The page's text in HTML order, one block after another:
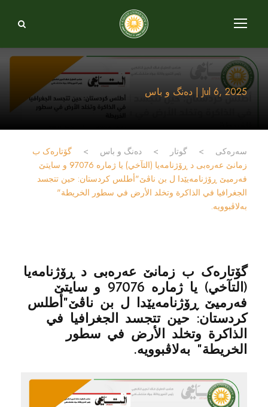
Jul 6, 2025 | دەنگ و باس
سەرەکی > گوتار > دەنگ و باس >
گۆتارەک ب
زمانێ عەرەبی د ڕۆژنامەیا (التآخي) یا ژمارە 97076 و سایتێ
فەرمیێ ڕۆژنامەیێدا ل بن ناڤێ"أطلس كردستان: حين تتجسد
الجغرافيا في الذاكرة وتخلد الأرض في سطور الخريطة"
بەلاڤبوویە.
گۆتارەک ب زمانێ عەرەبی د ڕۆژنامەیا
(التآخي) یا ژمارە 97076 و سایتێ
فەرمیێ ڕۆژنامەیێدا ل بن ناڤێ"أطلس
كردستان: حين تتجسد الجغرافيا في
الذاكرة وتخلد الأرض في سطور
الخريطة" بەلاڤبوویە.